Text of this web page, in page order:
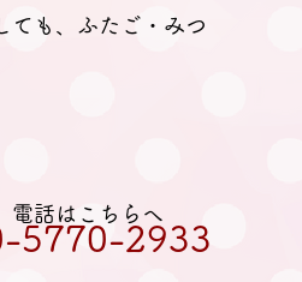
ても、ふたご・みつ
電話はこちらへ
5770-2933